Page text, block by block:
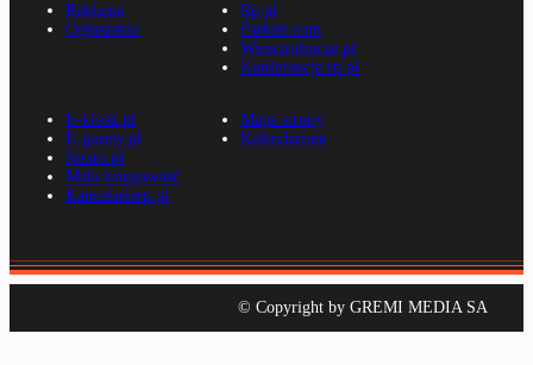
Reklama
Ogłoszenia
Rp.pl
Parkiet.com
Wiescirolnicze.pl
Konferencje.rp.pl
E-kiosk.pl
E-gazety.pl
Nexto.pl
Mała księgowość
Kancelarierp.pl
Mapa strony
Kalendarium
© Copyright by GREMI MEDIA SA